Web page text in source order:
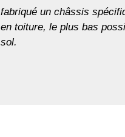
fabriqué un châssis
en toiture, le plus bas
sol.